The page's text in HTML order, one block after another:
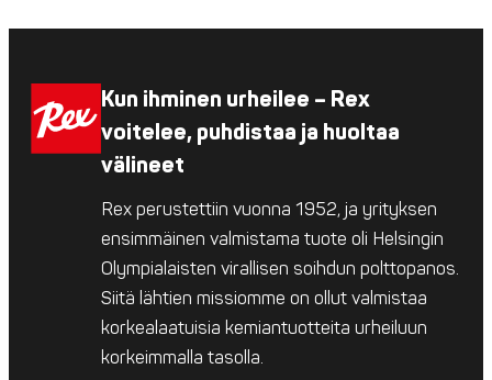
Kun ihminen urheilee – Rex
voitelee, puhdistaa ja huoltaa
välineet
Rex perustettiin vuonna 1952, ja yrityksen
ensimmäinen valmistama tuote oli Helsingin
Olympialaisten virallisen soihdun polttopanos.
Siitä lähtien missiomme on ollut valmistaa
korkealaatuisia kemiantuotteita urheiluun
korkeimmalla tasolla.